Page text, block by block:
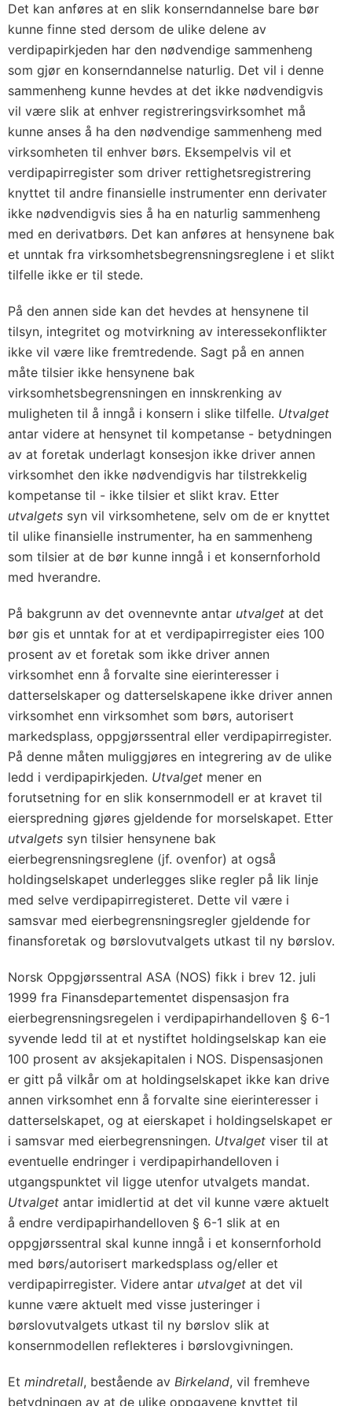
Det kan anføres at en slik konserndannelse bare bør
kunne finne sted dersom de ulike delene av
verdipapirkjeden har den nødvendige sammenheng
som gjør en konserndannelse naturlig. Det vil i denne
sammenheng kunne hevdes at det ikke nødvendigvis
vil være slik at enhver registreringsvirksomhet må
kunne anses å ha den nødvendige sammenheng med
virksomheten til enhver børs. Eksempelvis vil et
verdipapirregister som driver rettighetsregistrering
knyttet til andre finansielle instrumenter enn derivater
ikke nødvendigvis sies å ha en naturlig sammenheng
med en derivatbørs. Det kan anføres at hensynene bak
et unntak fra virksomhetsbegrensningsreglene i et slikt
tilfelle ikke er til stede.
På den annen side kan det hevdes at hensynene til
tilsyn, integritet og motvirkning av interessekonflikter
ikke vil være like fremtredende. Sagt på en annen
måte tilsier ikke hensynene bak
virksomhetsbegrensningen en innskrenking av
muligheten til å inngå i konsern i slike tilfelle. Utvalget
antar videre at hensynet til kompetanse - betydningen
av at foretak underlagt konsesjon ikke driver annen
virksomhet den ikke nødvendigvis har tilstrekkelig
kompetanse til - ikke tilsier et slikt krav. Etter
utvalgets syn vil virksomhetene, selv om de er knyttet
til ulike finansielle instrumenter, ha en sammenheng
som tilsier at de bør kunne inngå i et konsernforhold
med hverandre.
På bakgrunn av det ovennevnte antar utvalget at det
bør gis et unntak for at et verdipapirregister eies 100
prosent av et foretak som ikke driver annen
virksomhet enn å forvalte sine eierinteresser i
datterselskaper og datterselskapene ikke driver annen
virksomhet enn virksomhet som børs, autorisert
markedsplass, oppgjørssentral eller verdipapirregister.
På denne måten muliggjøres en integrering av de ulike
ledd i verdipapirkjeden. Utvalget mener en
forutsetning for en slik konsernmodell er at kravet til
eierspredning gjøres gjeldende for morselskapet. Etter
utvalgets syn tilsier hensynene bak
eierbegrensningsreglene (jf. ovenfor) at også
holdingselskapet underlegges slike regler på lik linje
med selve verdipapirregisteret. Dette vil være i
samsvar med eierbegrensningsregler gjeldende for
finansforetak og børslovutvalgets utkast til ny børslov.
Norsk Oppgjørssentral ASA (NOS) fikk i brev 12. juli
1999 fra Finansdepartementet dispensasjon fra
eierbegrensningsregelen i verdipapirhandelloven § 6-1
syvende ledd til at et nystiftet holdingselskap kan eie
100 prosent av aksjekapitalen i NOS. Dispensasjonen
er gitt på vilkår om at holdingselskapet ikke kan drive
annen virksomhet enn å forvalte sine eierinteresser i
datterselskapet, og at eierskapet i holdingselskapet er
i samsvar med eierbegrensningen. Utvalget viser til at
eventuelle endringer i verdipapirhandelloven i
utgangspunktet vil ligge utenfor utvalgets mandat.
Utvalget antar imidlertid at det vil kunne være aktuelt
å endre verdipapirhandelloven § 6-1 slik at en
oppgjørssentral skal kunne inngå i et konsernforhold
med børs/autorisert markedsplass og/eller et
verdipapirregister. Videre antar utvalget at det vil
kunne være aktuelt med visse justeringer i
børslovutvalgets utkast til ny børslov slik at
konsernmodellen reflekteres i børslovgivningen.
Et mindretall, bestående av Birkeland, vil fremheve
betydningen av at de ulike oppgavene knyttet til